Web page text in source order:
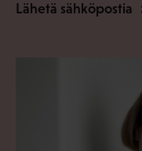
Lähetä sähköpostia